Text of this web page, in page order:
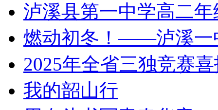
泸溪县第一中学高二
燃动初冬！——泸溪
2025年全省三独竞赛
我的韶山行